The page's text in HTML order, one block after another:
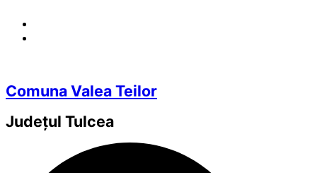
Comuna Valea Teilor
Județul Tulcea